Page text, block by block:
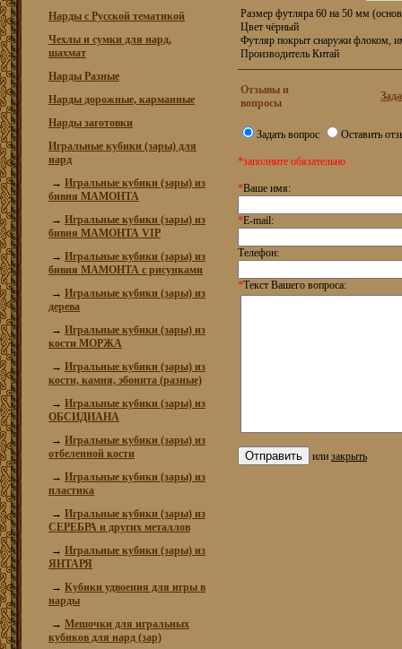
Нарды с Русской тематикой
Чехлы и сумки для нард,
шахмат
Нарды Разные
Нарды дорожные, карманные
Нарды заготовки
Игральные кубики (зары) для
нард
→ Игральные кубики (зары) из
бивня МАМОНТА
→ Игральные кубики (зары) из
бивня МАМОНТА VIP
→ Игральные кубики (зары) из
бивня МАМОНТА с рисунками
→ Игральные кубики (зары) из
дерева
→ Игральные кубики (зары) из
кости МОРЖА
→ Игральные кубики (зары) из
кости, камня, эбонита (разные)
→ Игральные кубики (зары) из
ОБСИДИАНА
→ Игральные кубики (зары) из
отбеленной кости
→ Игральные кубики (зары) из
пластика
→ Игральные кубики (зары) из
СЕРЕБРА и других металлов
→ Игральные кубики (зары) из
ЯНТАРЯ
→ Кубики удвоения для игры в
нарды
→ Мешочки для игральных
кубиков для нард (зар)
Размер футляра 60 на 50 мм
Цвет чёрный
Футляр покрыт снаружи флоком,
Производитель Китай
Отзывы и
вопросы
Задать вопрос Оставить
*заполните обязательно
*Ваше имя:
*E-mail:
Телефон:
*Текст Вашего вопроса:
или закрыть